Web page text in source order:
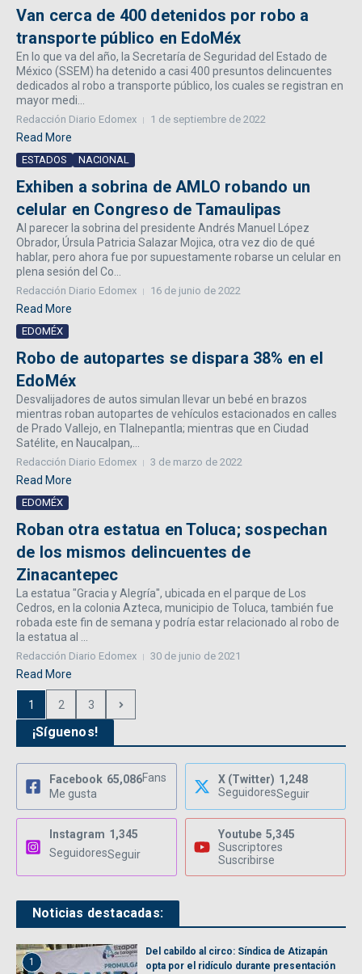
Van cerca de 400 detenidos por robo a
transporte público en EdoMéx
En lo que va del año, la Secretaría de Seguridad del Estado de
México (SSEM) ha detenido a casi 400 presuntos delincuentes
dedicados al robo a transporte público, los cuales se registran en
mayor medi...
Redacción Diario Edomex 1 de septiembre de 2022
Read More
ESTADOS NACIONAL
Exhiben a sobrina de AMLO robando un
celular en Congreso de Tamaulipas
Al parecer la sobrina del presidente Andrés Manuel López
Obrador, Úrsula Patricia Salazar Mojica, otra vez dio de qué
hablar, pero ahora fue por supuestamente robarse un celular en
plena sesión del Co...
Redacción Diario Edomex 16 de junio de 2022
Read More
EDOMÉX
Robo de autopartes se dispara 38% en el
EdoMéx
Desvalijadores de autos simulan llevar un bebé en brazos
mientras roban autopartes de vehículos estacionados en calles
de Prado Vallejo, en Tlalnepantla; mientras que en Ciudad
Satélite, en Naucalpan,...
Redacción Diario Edomex 3 de marzo de 2022
Read More
EDOMÉX
Roban otra estatua en Toluca; sospechan
de los mismos delincuentes de
Zinacantepec
La estatua "Gracia y Alegría", ubicada en el parque de Los
Cedros, en la colonia Azteca, municipio de Toluca, también fue
robada este fin de semana y podría estar relacionado al robo de
la estatua al ...
Redacción Diario Edomex 30 de junio de 2021
Read More
1 2 3
¡Síguenos!
Facebook 65,086Fans
Me gusta
X (Twitter) 1,248
SeguidoresSeguir
Instagram 1,345
SeguidoresSeguir
Youtube 5,345
Suscriptores
Suscribirse
Noticias destacadas:
1
Del cabildo al circo: Síndica de Atizapán
opta por el ridículo durante presentación